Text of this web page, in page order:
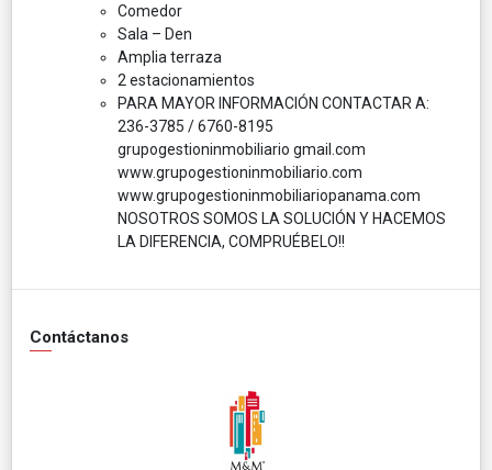
Comedor
Sala – Den
Amplia terraza
2 estacionamientos
PARA MAYOR INFORMACIÓN CONTACTAR A:
236-3785 / 6760-8195
grupogestioninmobiliario gmail.com
www.grupogestioninmobiliario.com
www.grupogestioninmobiliariopanama.com
NOSOTROS SOMOS LA SOLUCIÓN Y HACEMOS
LA DIFERENCIA, COMPRUÉBELO!!
Contáctanos